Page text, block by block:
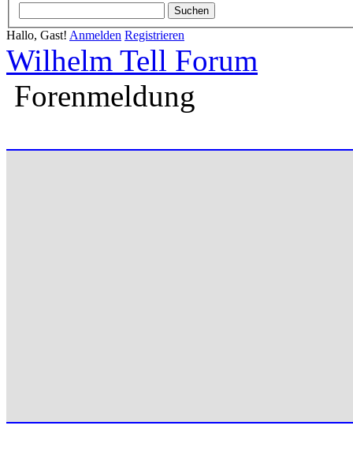
Hallo, Gast! Anmelden Registrieren
Wilhelm Tell Forum
Forenmeldung